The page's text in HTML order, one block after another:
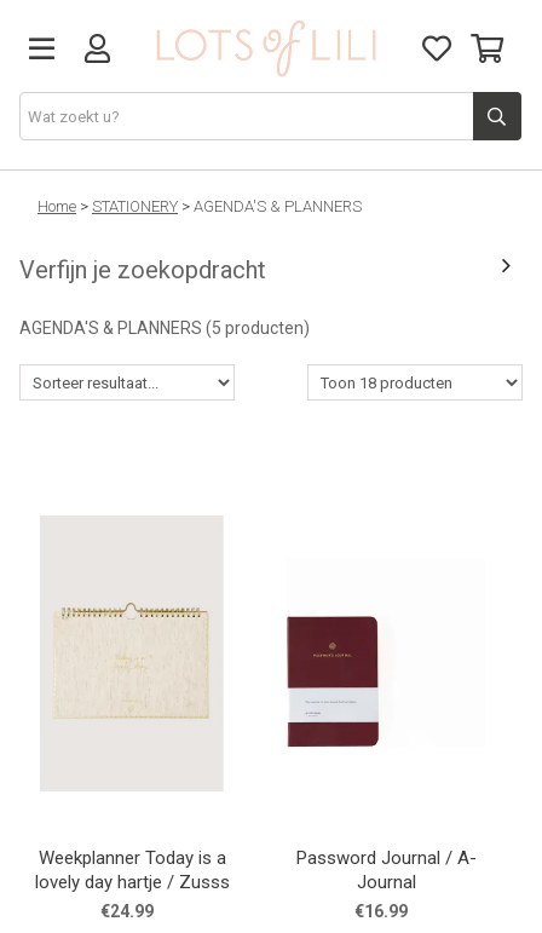
VADERDAG
SOLDEN
GIFT STUDIO
AGENDA'S 2026
WONEN
STATIONERY
FOOD
Home > STATIONERY > AGENDA'S & PLANNERS
Verfijn je zoekopdracht
AGENDA'S & PLANNERS (5 producten)
Weekplanner Today is a
lovely day hartje / Zusss
€24.99
Password Journal / A-
Journal
€16.99